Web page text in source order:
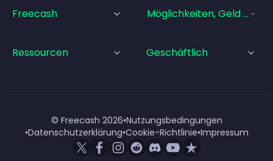
Freecash Möglichkeiten, Geld Zu
Ressourcen Geschäftlich
© Freecash 2026•Nutzungsbedingungen
•Datenschutzerklärung•Cookie-Richtlinie•Impressum